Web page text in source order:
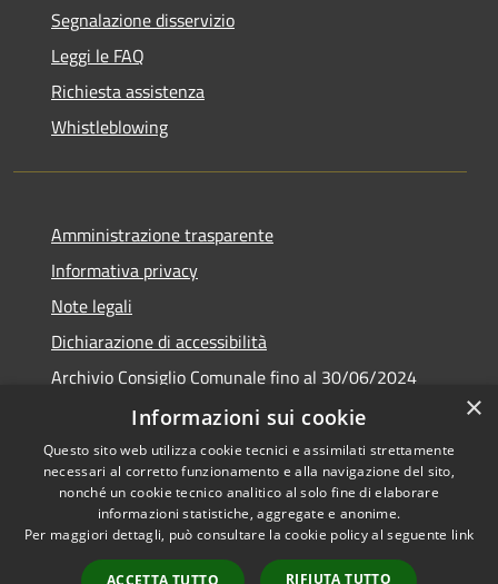
Segnalazione disservizio
Leggi le FAQ
Richiesta assistenza
Whistleblowing
Amministrazione trasparente
Informativa privacy
Note legali
Dichiarazione di accessibilità
Archivio Consiglio Comunale fino al 30/06/2024
Consiglio Comunale Online
RSS
Accessibilità
Copyright © 2026 • Comune di
Municipium• Accesso
×
Informazioni sui cookie
Questo sito web utilizza cookie tecnici e assimilati strettamente
necessari al corretto funzionamento e alla navigazione del sito,
nonché un cookie tecnico analitico al solo fine di elaborare
informazioni statistiche, aggregate e anonime.
Per maggiori dettagli, può consultare la cookie policy al seguente link
ACCETTA TUTTO RIFIUTA TUTTO